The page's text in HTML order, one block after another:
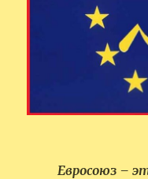
Евросоюз –